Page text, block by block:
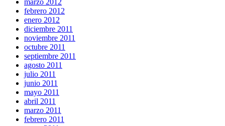
febrero 2012
enero 2012
diciembre 2011
noviembre 2011
octubre 2011
septiembre 2011
agosto 2011
julio 2011
junio 2011
mayo 2011
abril 2011
marzo 2011
febrero 2011